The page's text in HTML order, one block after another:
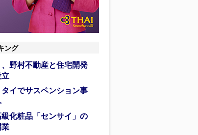
ング
野村不動産と住宅開発
タイでサスペンション事
化粧品「センサイ」の
業